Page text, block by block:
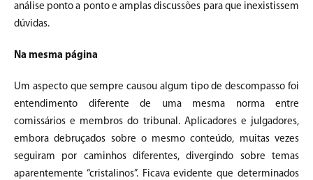
análise ponto a ponto e amplas discussões para que inexistissem
dúvidas.
Na mesma página
Um aspecto que sempre causou algum tipo de descompasso foi
entendimento diferente de uma mesma norma entre
comissários e membros do tribunal. Aplicadores e julgadores,
embora debruçados sobre o mesmo conteúdo, muitas vezes
seguiram por caminhos diferentes, divergindo sobre temas
aparentemente “cristalinos”. Ficava evidente que determinados